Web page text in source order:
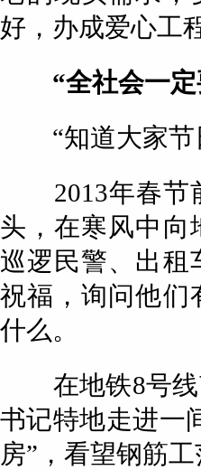
好，办成爱心工
“全社会一定
“知道大家节
2013年春节
头，在寒风中向
巡逻民警、出租
祝福，询问他们
什么。
在地铁8号线
书记特地走进一
房”，看望钢筋工